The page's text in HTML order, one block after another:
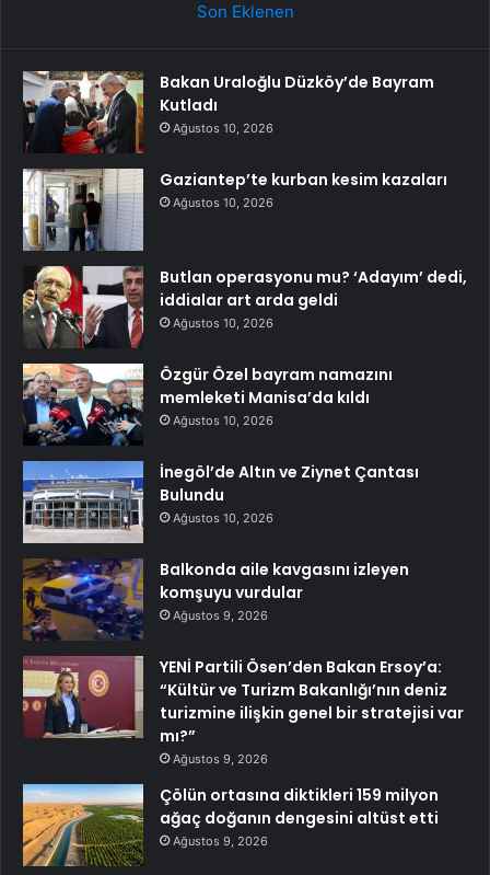
Son Eklenen
Bakan Uraloğlu Düzköy’de Bayram
Kutladı
Ağustos 10, 2026
Gaziantep’te kurban kesim kazaları
Ağustos 10, 2026
Butlan operasyonu mu? ‘Adayım’ dedi,
iddialar art arda geldi
Ağustos 10, 2026
Özgür Özel bayram namazını
memleketi Manisa’da kıldı
Ağustos 10, 2026
İnegöl’de Altın ve Ziynet Çantası
Bulundu
Ağustos 10, 2026
Balkonda aile kavgasını izleyen
komşuyu vurdular
Ağustos 9, 2026
YENİ Partili Ösen’den Bakan Ersoy’a:
“Kültür ve Turizm Bakanlığı’nın deniz
turizmine ilişkin genel bir stratejisi var
mı?”
Ağustos 9, 2026
Çölün ortasına diktikleri 159 milyon
ağaç doğanın dengesini altüst etti
Ağustos 9, 2026